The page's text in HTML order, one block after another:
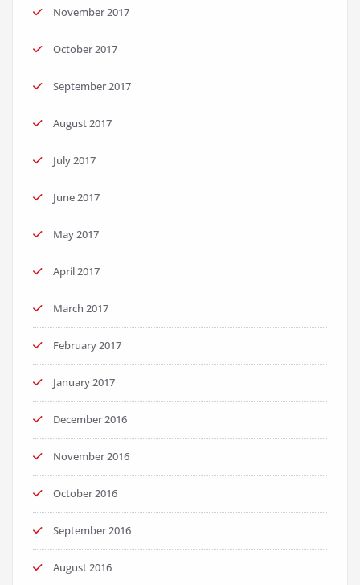
November 2017
October 2017
September 2017
August 2017
July 2017
June 2017
May 2017
April 2017
March 2017
February 2017
January 2017
December 2016
November 2016
October 2016
September 2016
August 2016